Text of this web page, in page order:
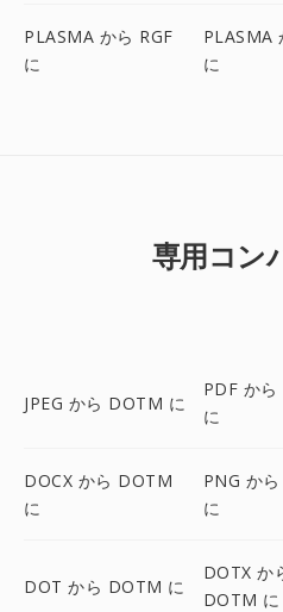
PLASMA から RGF
に
PLASMA
に
専用コン
JPEG から DOTM に
PDF か
に
DOCX から DOTM
に
PNG か
に
DOT から DOTM に
DOTX か
DOTM に